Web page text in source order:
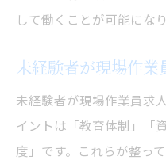
して働くことが可能になり
未経験者が現場作
未経験者が現場作業員求
イントは「教育体制」「
度」です。これらが整っ